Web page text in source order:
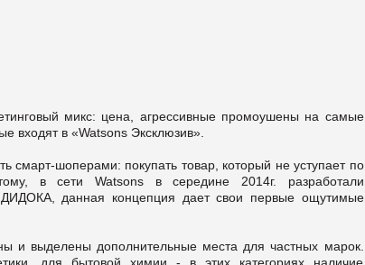
микс: цена, агрессивные промоушены на самые
входят в «Watsons Эксклюзив».
смарт-шоперами: покупать товар, который не уступает по
в сети Watsons в середине 2014г. разработали
данная концепция дает свои первые ощутимые
и выделены дополнительные места для частных марок.
для бытовой химии - в этих категориях наличие